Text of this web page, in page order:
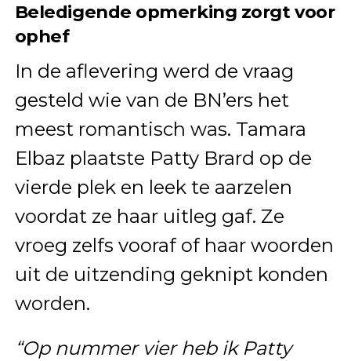
Beledigende opmerking zorgt voor
ophef
In de aflevering werd de vraag
gesteld wie van de BN’ers het
meest romantisch was. Tamara
Elbaz plaatste Patty Brard op de
vierde plek en leek te aarzelen
voordat ze haar uitleg gaf. Ze
vroeg zelfs vooraf of haar woorden
uit de uitzending geknipt konden
worden.
“Op nummer vier heb ik Patty